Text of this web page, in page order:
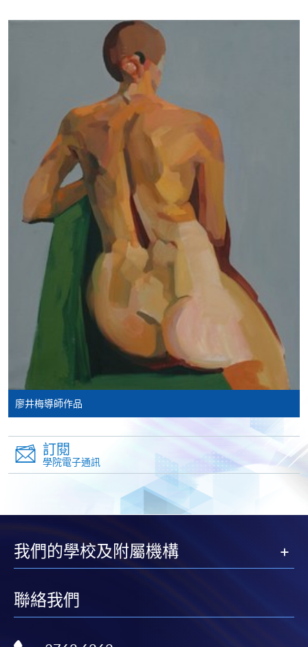
報讀同一學歷頒授課程內其他單元
個別課程為須報讀同一學歷頒授課程及其他單元或繳
交下期學費的學員，提供網上服務，如學員就讀的課
程設有此服務，課程負責人會通知學員有關程序。
網上支付可通過「繳費靈」(PPS) (不適用於手機)、
VISA 或 Mastercard、「微信支付」(Online WeChat
Pay) 、「支付寶」(Online Alipay) 或 「轉數快」(FPS)
繳付學費。
親身報名/郵遞
報讀新課程
凡以「先到先得」為取錄方式的課程，請填妥
SF26報名表，親往
報名中心或以郵遞方式連同學
費以及所需證明文件呈交。
[下載報名表SF26]
申請學歷頒授及專業課程可能需要其他資料，報名
表可向報名中心或有關課程負責人索取。填妥申請
表格後，請連同報名費/學費以及所需證明文件親
往報名中心或以郵遞方式遞交。
課程負責人會為學員送上「註冊及學費通知」
廖井梅導師作品
訂閱
學院電子通訊
我們的學校及附屬機構
聯絡我們